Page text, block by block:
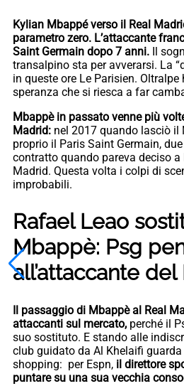
Kylian Mbappé verso il Real
parametro zero. L’attaccante
Saint Germain dopo 7 anni. Il
transalpino sta per avverarsi. La
in queste ore Le Parisien. Oltralpe
speranza che si riesca a far
Mbappè in passato venne più
Madrid: nel 2017 quando lasciò il
proprio il Paris Saint Germain,
contratto quando pareva deciso a
Madrid. Questa volta i colpi di
improbabili.
Rafael Leao
Mbappè: Psg
all’attaccante del
Il passaggio di Mbappè al Real
attaccanti sul mercato, perché il
suo sostituto. E stando alle
club guidato da Al Khelaifi
shopping: per Espn, il direttore
puntare su una sua vecchia